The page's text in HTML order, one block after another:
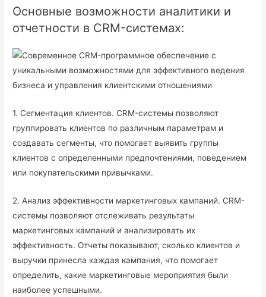
Основные возможности аналитики и
отчетности в CRM-системах:
1. Сегментация клиентов. CRM-системы позволяют
группировать клиентов по различным параметрам и
создавать сегменты, что помогает выявить группы
клиентов с определенными предпочтениями, поведением
или покупательскими привычками.
2. Анализ эффективности маркетинговых кампаний. CRM-
системы позволяют отслеживать результаты
маркетинговых кампаний и анализировать их
эффективность. Отчеты показывают, сколько клиентов и
выручки принесла каждая кампания, что помогает
определить, какие маркетинговые мероприятия были
наиболее успешными.